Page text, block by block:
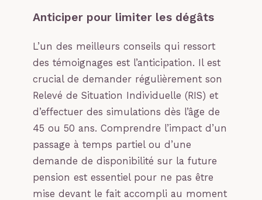
Anticiper pour limiter les dégâts
L’un des meilleurs conseils qui ressort
des témoignages est l’anticipation. Il est
crucial de demander régulièrement son
Relevé de Situation Individuelle (RIS) et
d’effectuer des simulations dès l’âge de
45 ou 50 ans. Comprendre l’impact d’un
passage à temps partiel ou d’une
demande de disponibilité sur la future
pension est essentiel pour ne pas être
mise devant le fait accompli au moment